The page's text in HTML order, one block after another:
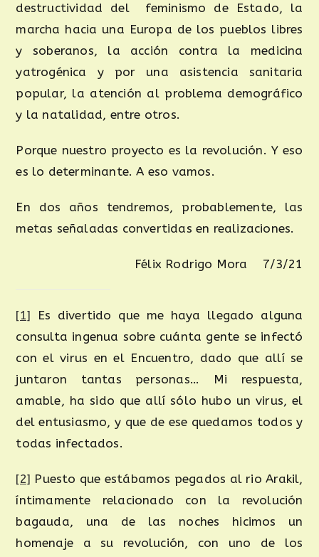
destructividad del feminismo de Estado, la
marcha hacia una Europa de los pueblos libres
y soberanos, la acción contra la medicina
yatrogénica y por una asistencia sanitaria
popular, la atención al problema demográfico
y la natalidad, entre otros.
Porque nuestro proyecto es la revolución. Y eso
es lo determinante. A eso vamos.
En dos años tendremos, probablemente, las
metas señaladas convertidas en realizaciones.
Félix Rodrigo Mora 7/3/21
[1] Es divertido que me haya llegado alguna
consulta ingenua sobre cuánta gente se infectó
con el virus en el Encuentro, dado que allí se
juntaron tantas personas… Mi respuesta,
amable, ha sido que allí sólo hubo un virus, el
del entusiasmo, y que de ese quedamos todos y
todas infectados.
[2] Puesto que estábamos pegados al rio Arakil,
íntimamente relacionado con la revolución
bagauda, una de las noches hicimos un
homenaje a su revolución, con uno de los